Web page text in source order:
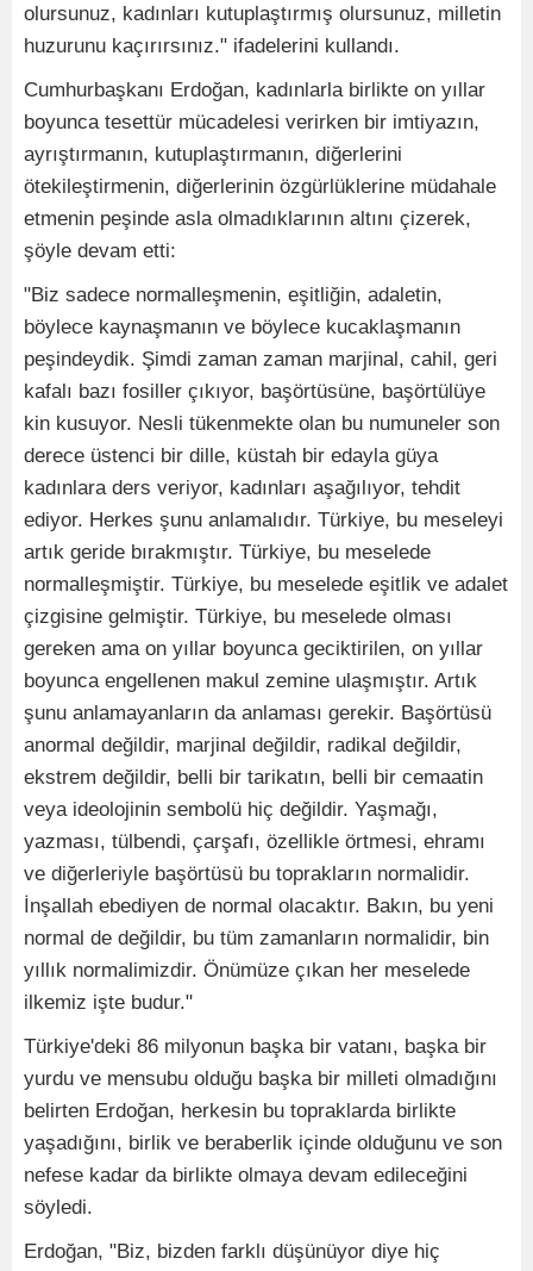
olursunuz, kadınları kutuplaştırmış olursunuz, milletin
huzurunu kaçırırsınız." ifadelerini kullandı.
Cumhurbaşkanı Erdoğan, kadınlarla birlikte on yıllar
boyunca tesettür mücadelesi verirken bir imtiyazın,
ayrıştırmanın, kutuplaştırmanın, diğerlerini
ötekileştirmenin, diğerlerinin özgürlüklerine müdahale
etmenin peşinde asla olmadıklarının altını çizerek,
şöyle devam etti:
"Biz sadece normalleşmenin, eşitliğin, adaletin,
böylece kaynaşmanın ve böylece kucaklaşmanın
peşindeydik. Şimdi zaman zaman marjinal, cahil, geri
kafalı bazı fosiller çıkıyor, başörtüsüne, başörtülüye
kin kusuyor. Nesli tükenmekte olan bu numuneler son
derece üstenci bir dille, küstah bir edayla güya
kadınlara ders veriyor, kadınları aşağılıyor, tehdit
ediyor. Herkes şunu anlamalıdır. Türkiye, bu meseleyi
artık geride bırakmıştır. Türkiye, bu meselede
normalleşmiştir. Türkiye, bu meselede eşitlik ve adalet
çizgisine gelmiştir. Türkiye, bu meselede olması
gereken ama on yıllar boyunca geciktirilen, on yıllar
boyunca engellenen makul zemine ulaşmıştır. Artık
şunu anlamayanların da anlaması gerekir. Başörtüsü
anormal değildir, marjinal değildir, radikal değildir,
ekstrem değildir, belli bir tarikatın, belli bir cemaatin
veya ideolojinin sembolü hiç değildir. Yaşmağı,
yazması, tülbendi, çarşafı, özellikle örtmesi, ehramı
ve diğerleriyle başörtüsü bu toprakların normalidir.
İnşallah ebediyen de normal olacaktır. Bakın, bu yeni
normal de değildir, bu tüm zamanların normalidir, bin
yıllık normalimizdir. Önümüze çıkan her meselede
ilkemiz işte budur."
Türkiye'deki 86 milyonun başka bir vatanı, başka bir
yurdu ve mensubu olduğu başka bir milleti olmadığını
belirten Erdoğan, herkesin bu topraklarda birlikte
yaşadığını, birlik ve beraberlik içinde olduğunu ve son
nefese kadar da birlikte olmaya devam edileceğini
söyledi.
Erdoğan, "Biz, bizden farklı düşünüyor diye hiç